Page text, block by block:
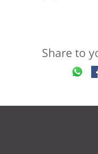
Share to